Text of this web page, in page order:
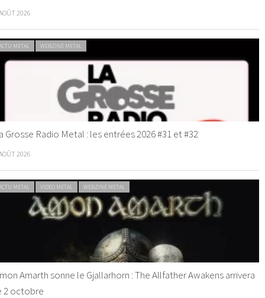
2026
METAL WEBZINE METAL
Grosse Radio Metal : les entrées 2026 #31 et #32
2026
METAL VIDEO METAL WEBZINE METAL
Amarth sonne le Gjallarhorn : The Allfather Awakens arrivera
2 octobre